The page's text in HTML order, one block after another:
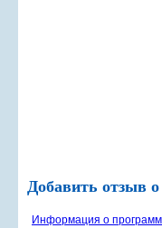
Добавить отзыв
Информация о